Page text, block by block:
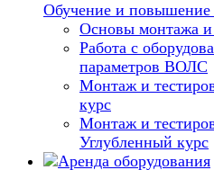
Обучение и повышение
Основы монтажа
Работа с
параметров ВОЛС
Монтаж и
курс
Монтаж и
Углубленный курс